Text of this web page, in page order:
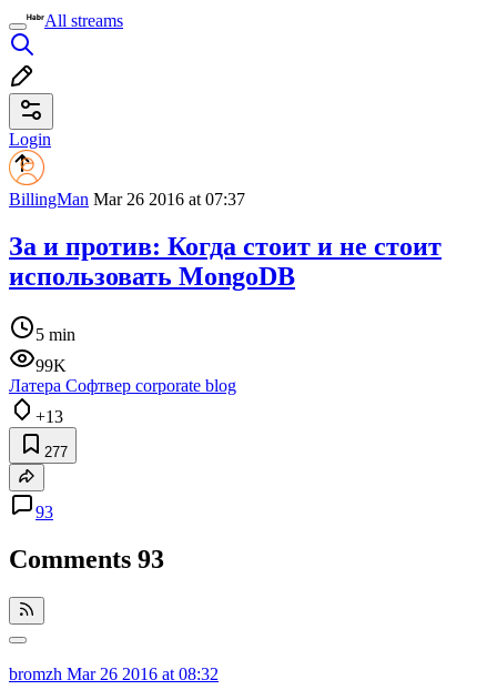
All streams
Login
BillingMan Mar 26 2016 at 07:37
За и против: Когда стоит и не стоит
использовать MongoDB
5 min
99K
Латера Софтвер corporate blog
+13
277
93
Comments 93
bromzh Mar 26 2016 at 08:32